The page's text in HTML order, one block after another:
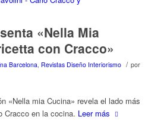
«Nella Mia
con Cracco»
Barcelona Revistas Diseño Interiorismo / por
«Nella mia Cucina» revela el lado más
Cracco en la cocina. Leer más